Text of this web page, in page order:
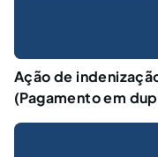
Ação de
(Pagamento em